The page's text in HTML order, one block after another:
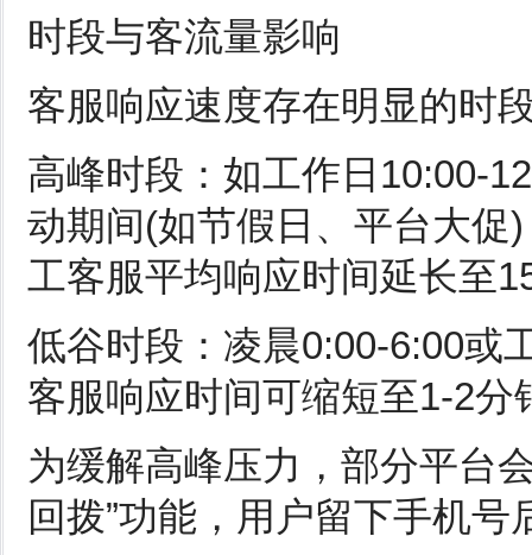
时段与客流量影响
客服响应速度存在明显的时
高峰时段：如工作日10:00-
动期间(如节假日、平台大促
工客服平均响应时间延长至
低谷时段：凌晨0:00-6:00或
客服响应时间可缩短至1-2分
为缓解高峰压力，部分平台
回拨”功能，用户留下手机